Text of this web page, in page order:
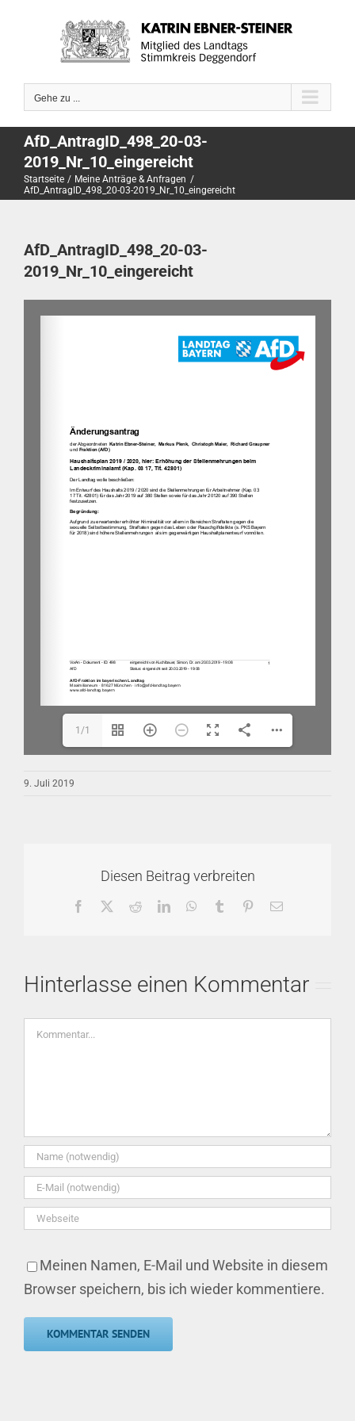
Gehe zu ...
AfD_AntragID_498_20-03-
2019_Nr_10_eingereicht
Startseite
Meine Anträge & Anfragen
AfD_AntragID_498_20-03-2019_Nr_10_eingereicht
AfD_AntragID_498_20-03-
2019_Nr_10_eingereicht
1/1
9. Juli 2019
Diesen Beitrag verbreiten
Facebook RedditLinkedInWhatsApp
Tumblr Pinterest
E-
Hinterlasse einen Kommentar
Kommentar
Meinen Namen, E-Mail und Website in diesem
Browser speichern, bis ich wieder kommentiere.